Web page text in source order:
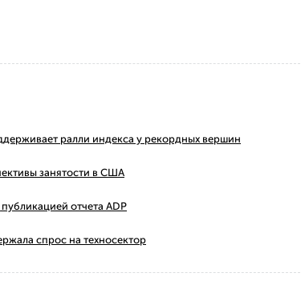
ралли индекса у рекордных вершин
занятости в США
отчета ADP
спрос на техносектор